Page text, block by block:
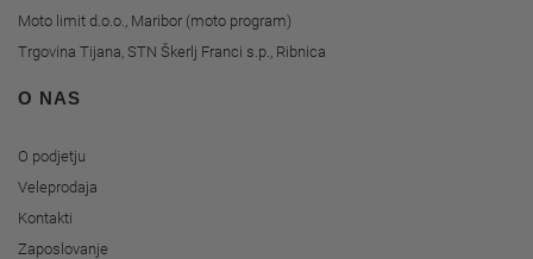
Moto limit d.o.o., Maribor (moto program)
Trgovina Tijana, STN Škerlj Franci s.p., Ribnica
O NAS
O podjetju
Veleprodaja
Kontakti
Zaposlovanje